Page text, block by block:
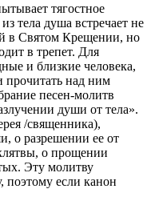
тягостное
тела душа встречает не
в Святом Крещении, но
в трепет. Для
и близкие человека,
прочитать над ним
песен-молитв
души от тела».
/священника),
о разрешении ее от
о прощении
Эту молитву
поэтому если канон